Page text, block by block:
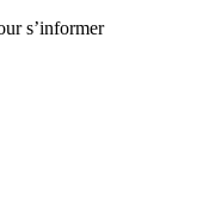
s’informer